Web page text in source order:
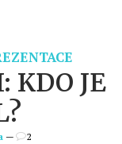
KDO JE
— 2